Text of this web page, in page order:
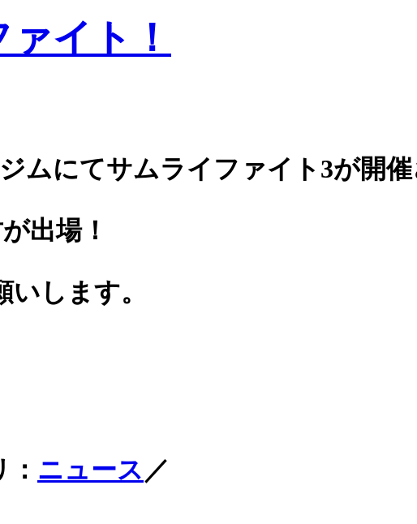
イト！
ムにてサムライファイト3が開催
出場！
します。
ニュース／